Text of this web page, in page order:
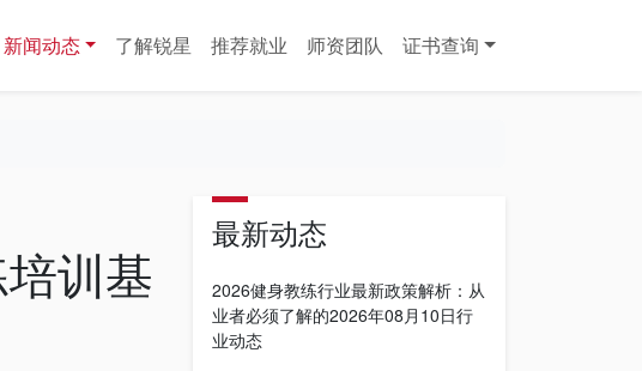
新闻动态 了解锐星 推荐就业 师资团队 证书查询
训基
最新动态
2026健身教练行业最新政策解析：从
业者必须了解的2026年08月10日行
业动态